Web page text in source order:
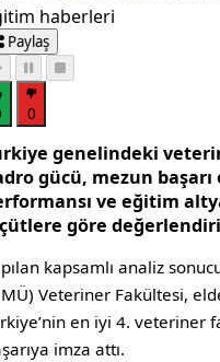
haberleri
Paylaş
0
genelindeki
gücü, mezun başarı
ve eğitim
göre
kapsamlı analiz
Veteriner Fakültesi,
en iyi 4. veteriner
imza attı.